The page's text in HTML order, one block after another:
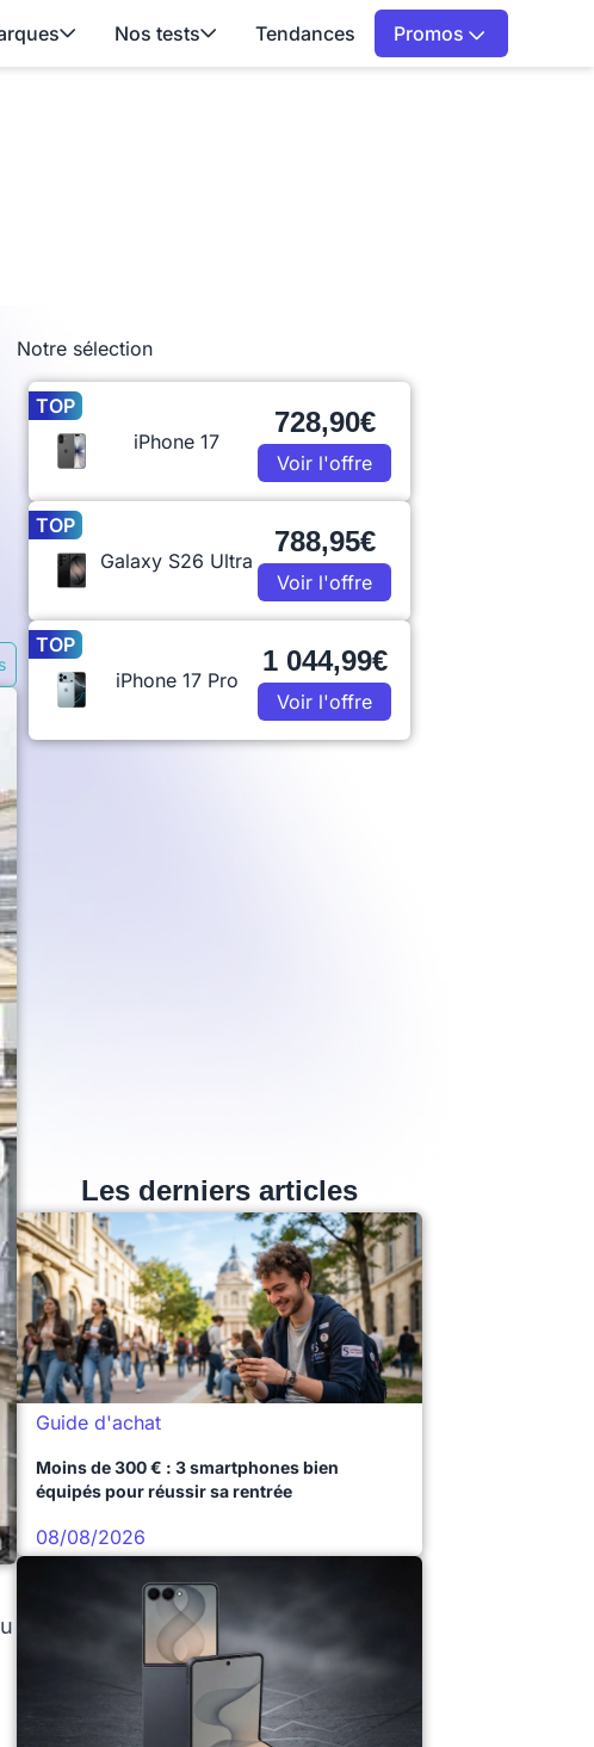
Nos tests Tendances Promos
Notre sélection
TOP
iPhone 17
728,90€
Voir l'offre
TOP
Galaxy S26 Ultra
788,95€
Voir l'offre
TOP
iPhone 17 Pro
1 044,99€
Voir l'offre
Les derniers articles
Guide d'achat
Moins de 300 € : 3 smartphones bien
équipés pour réussir sa rentrée
08/08/2026